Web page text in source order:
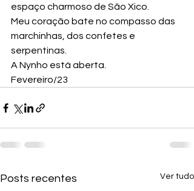
espaço charmoso de São Xico.
Meu coração bate no compasso das
marchinhas, dos confetes e
serpentinas.
A Nynho está aberta.
Fevereiro/23
Posts recentes Ver tudo